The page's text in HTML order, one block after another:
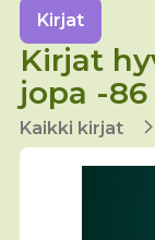
Kirjat
Kirjat
jopa -86
Kaikki kirjat